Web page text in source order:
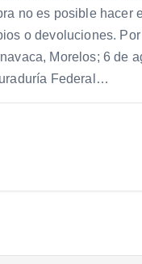
no es posible hacer
o devoluciones.
Morelos; 6 de
Federal…